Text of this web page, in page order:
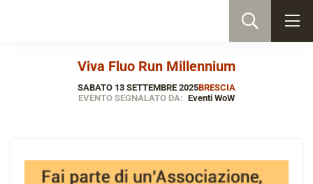
Viva Fluo Run Millennium
SABATO 13 SETTEMBRE 2025BRESCIA
EVENTO SEGNALATO DA: Eventi WoW